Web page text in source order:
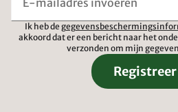
Ik heb de
akkoord dat er een bericht naar het
verzonden om mijn